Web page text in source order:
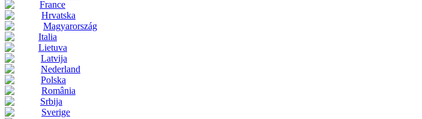
France
Hrvatska
Magyarország
Italia
Lietuva
Latvija
Nederland
Polska
România
Srbija
Sverige